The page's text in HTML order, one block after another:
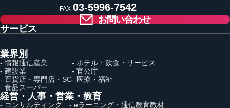
FAX 03-5996-7542
お問い合わせ
サービス
業界別
- 情報通信産業
- 建設業
- 百貨店・専門店・SC
- 食品スーパー
- ホテル・飲食・サービス
- 官公庁
- 医療・福祉
経営・人事・営業・教育
- コンサルティング - eラーニング・通信教育教材